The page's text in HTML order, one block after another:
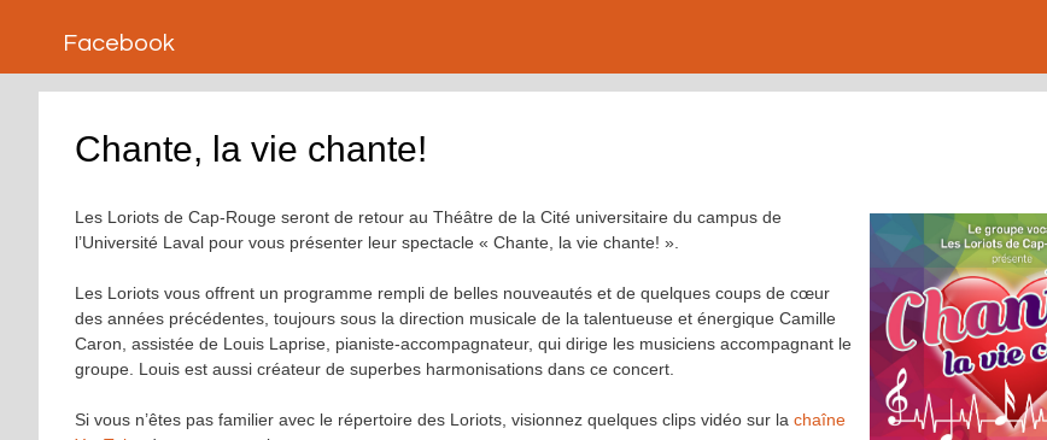
Facebook
Chante, la vie chante!
Les Loriots de Cap-Rouge seront de retour au Théâtre de la Cité universitaire du campus de
l’Université Laval pour vous présenter leur spectacle « Chante, la vie chante! ».
Les Loriots vous offrent un programme rempli de belles nouveautés et de quelques coups de cœur
des années précédentes, toujours sous la direction musicale de la talentueuse et énergique Camille
Caron, assistée de Louis Laprise, pianiste-accompagnateur, qui dirige les musiciens accompagnant le
groupe. Louis est aussi créateur de superbes harmonisations dans ce concert.
Si vous n’êtes pas familier avec le répertoire des Loriots, visionnez quelques clips vidéo sur la chaîne